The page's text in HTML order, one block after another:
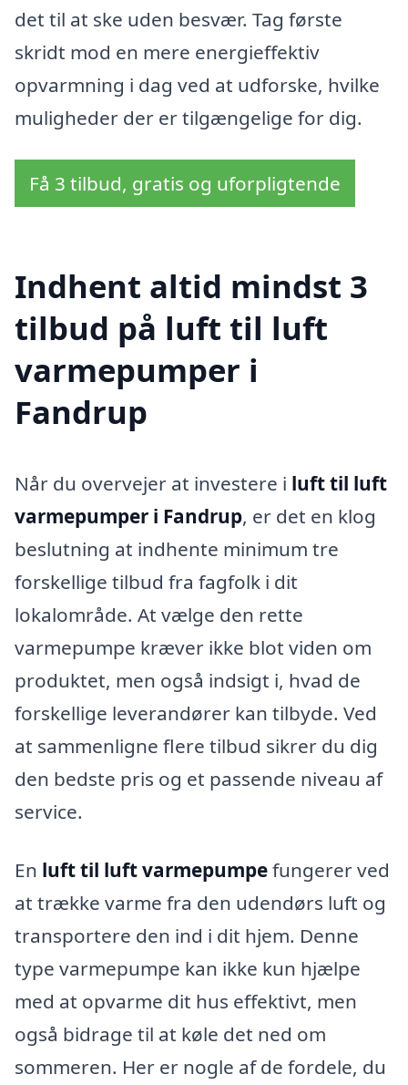
det til at ske uden besvær. Tag første
skridt mod en mere energieffektiv
opvarmning i dag ved at udforske, hvilke
muligheder der er tilgængelige for dig.
Få 3 tilbud, gratis og uforpligtende
Indhent altid mindst 3
tilbud på luft til luft
varmepumper i
Fandrup
Når du overvejer at investere i luft til luft
varmepumper i Fandrup, er det en klog
beslutning at indhente minimum tre
forskellige tilbud fra fagfolk i dit
lokalområde. At vælge den rette
varmepumpe kræver ikke blot viden om
produktet, men også indsigt i, hvad de
forskellige leverandører kan tilbyde. Ved
at sammenligne flere tilbud sikrer du dig
den bedste pris og et passende niveau af
service.
En luft til luft varmepumpefungerer ved
at trække varme fra den udendørs luft og
transportere den ind i dit hjem. Denne
type varmepumpe kan ikke kun hjælpe
med at opvarme dit hus effektivt, men
også bidrage til at køle det ned om
sommeren. Her er nogle af de fordele, du